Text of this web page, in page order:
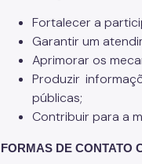
Fortalecer a
Garantir um
Aprimorar os
Produzir
públicas;
Contribuir para a
FORMAS DE CONTATO